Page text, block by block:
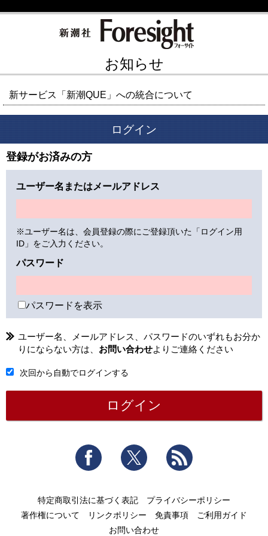
お知らせ
新サービス「新潮QUE」への統合について
ログイン
登録がお済みの方
ユーザー名またはメールアドレス
※ユーザー名は、会員登録の際にご登録頂いた「ログイン用
ID」をご入力ください。
パスワード
パスワードを表示
ユーザー名、メールアドレス、パスワードのいずれもお分か
りにならない方は、 お問い合わせよりご連絡ください
次回から自動でログインする
Facebook Twitter
特定商取引法に基づく表記
プライバシーポリシー
著作権について
リンクポリシー 免責事項
ご利用ガイド
お問い合わせ